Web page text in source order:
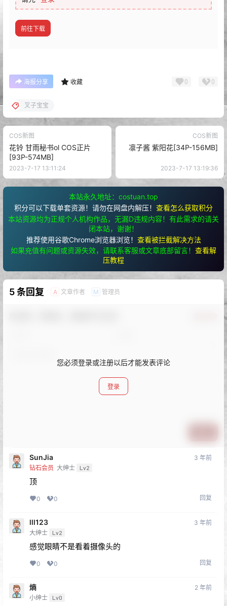
前往下载
海报分享 收藏 0 0
叉子宝宝
COS新图
花铃 甘雨秘书ol COS正片
[93P-574MB]
2023-7-17 13:11:24
COS新图
凛子酱 紫阳花[34P-156MB]
2023-7-17 13:19:36
本站永久地址：costuan.top
积分可以下载单套资源！请勿在网盘内解压！ 查看怎么获取积分
本站资源均为正规个人机构作品，无漏D违规内容！有此需求的请关
闭本站，谢谢！
推荐使用谷歌Chrome浏览器浏览！ 查看被拦截解决方法
如果充值有问题或资源失效，请联系客服或文章底部留言！ 查看解
压教程
5 条回复 A 文章作者 M 管理员
您必须登录或注册以后才能发表评论
登录
SunJia
钻石会员 大绅士 Lv2
3 年前
顶
0 0 回复
lll123
大绅士 Lv2
3 年前
感觉眼睛不是看着摄像头的
0 0 回复
熵
小绅士 Lv0
2 年前